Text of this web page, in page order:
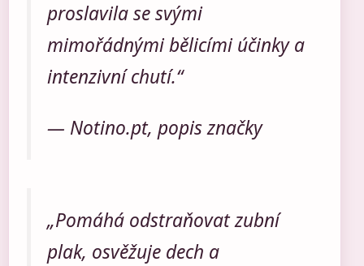
proslavila se svými
mimořádnými bělicími účinky a
intenzivní chutí.“
— Notino.pt, popis značky
„Pomáhá odstraňovat zubní
plak, osvěžuje dech a